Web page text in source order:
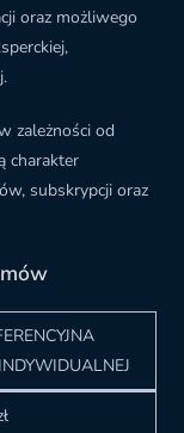
oraz możliwego
zależności od
charakter
subskrypcji oraz